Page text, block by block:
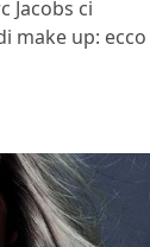
Jacobs ci
make up: ecco